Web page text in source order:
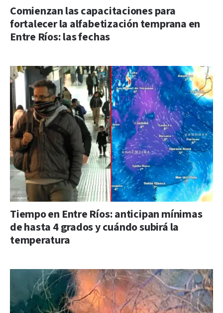
Comienzan las capacitaciones para
fortalecer la alfabetización temprana en
Entre Ríos: las fechas
Tiempo en Entre Ríos: anticipan mínimas
de hasta 4 grados y cuándo subirá la
temperatura